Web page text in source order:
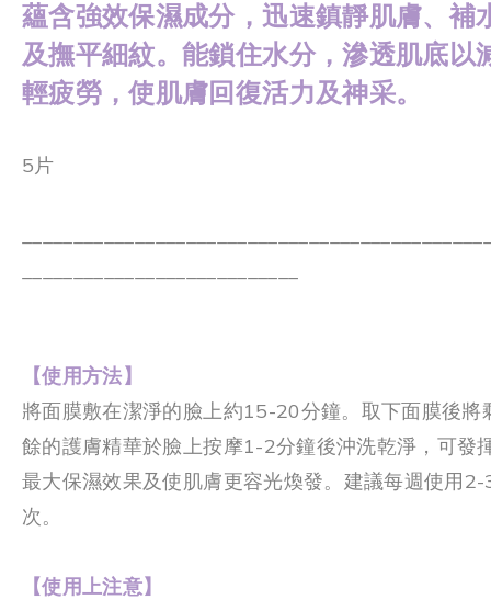
蘊含強效保濕成分，迅速鎮靜肌膚、補
及撫平細紋。能鎖住水分，滲透肌底以
輕疲勞，使肌膚回復活力及神采。
5片
【使用方法】
將面膜敷在潔淨的臉上約15-20分鐘。取下面膜後將
餘的護膚精華於臉上按摩1-2分鐘後沖洗乾淨，可發
最大保濕效果及使肌膚更容光煥發。建議每週使用2-
次。
【使用上注意】